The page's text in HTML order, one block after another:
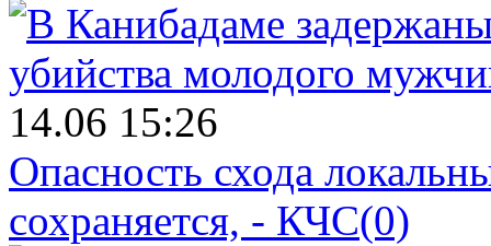
14.06 15:26
Опасность схода
сохраняется, - КЧС(0)